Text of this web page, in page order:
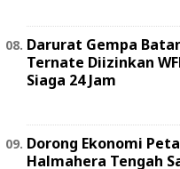
Darurat Gempa
Ternate Diizinkan
Siaga 24 Jam
Dorong Ekonomi
Halmahera Tengah